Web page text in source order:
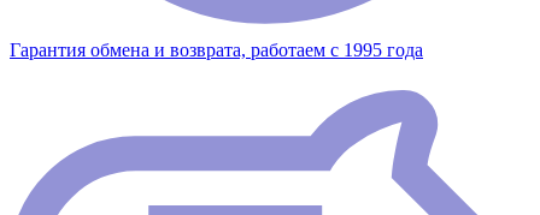
Гарантия обмена и возврата, работаем с 1995 года